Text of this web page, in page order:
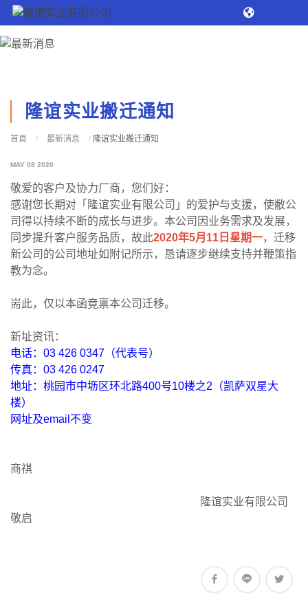
隆谊实业搬迁通知
首頁 / 最新消息 / 隆谊实业搬迁通知
MAY 08 2020
敬爱的客户及协力厂商，您们好：
感谢您长期对「隆谊实业有限公司」的爱护与支援，使敝公
司得以持续不断的成长与进步。本公司因业务需求及发展，
同步提升客户服务品质，故此2020年5月11日星期一，迁移
新公司的公司地址如附记所示，恳请逐步继续支持并鞭策指
教为念。
耑此，仅以本函竟禀本公司迁移。
新址资讯：
电话：03 426 0347（代表号）
传真：03 426 0247
地址：桃园市中坜区环北路400号10楼之2（凯萨双星大
楼）
网址及email不变
商祺
隆谊实业有限公司
敬启